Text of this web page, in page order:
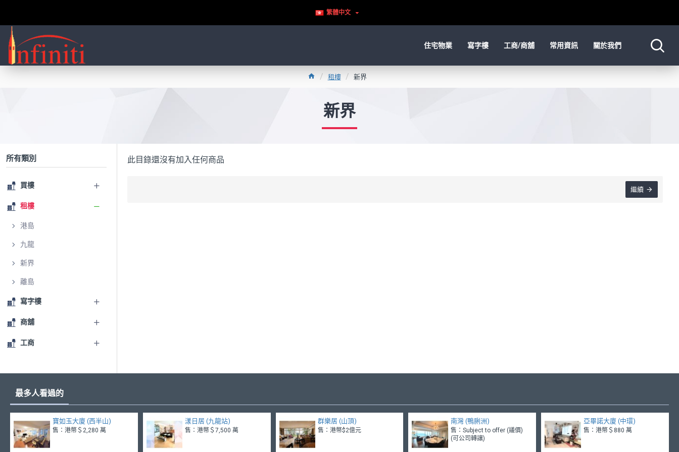
繁體中文
住宅物業 寫字樓 工商/商舖 常用資訊 關於我們
租樓 新界
新界
所有類別
買樓
租樓
港島
九龍
新界
離島
寫字樓
商舖
工商
此目錄還沒有加入任何商品
繼續
最多人看過的
寶如玉大廈 (西半山)
售：港幣＄2,280 萬
漾日居 (九龍站)
售：港幣＄7,500 萬
群樂居 (山頂)
售：港幣$2億元
南灣 (鴨脷洲)
售：Subject to offer (議價)
(可公司轉讓)
亞畢諾大廈 (中環)
售：港幣＄880 萬